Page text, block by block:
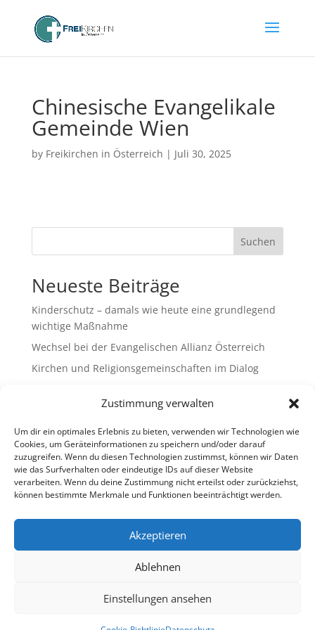
Zustimmung verwalten
Um dir ein optimales Erlebnis zu bieten, verwenden wir Technologien wie
Cookies, um Geräteinformationen zu speichern und/oder darauf
zuzugreifen. Wenn du diesen Technologien zustimmst, können wir Daten
wie das Surfverhalten oder eindeutige IDs auf dieser Website
verarbeiten. Wenn du deine Zustimmung nicht erteilst oder zurückziehst,
können bestimmte Merkmale und Funktionen beeinträchtigt werden.
Akzeptieren
Ablehnen
Einstellungen ansehen
Chinesische Evangelikale
Gemeinde Wien
by Freikirchen in Österreich | Juli 30, 2025
Suchen
Neueste Beiträge
Kinderschutz – damals wie heute eine grundlegend
wichtige Maßnahme
Wechsel bei der Evangelischen Allianz Österreich
Kirchen und Religionsgemeinschaften im Dialog
Schulen & Kindergärten in Österreich
„Brennen für das Leben “ – die Wanderausstellung
ist bald am Ziel
Neueste Kommentare
Impressum
Datenschutz